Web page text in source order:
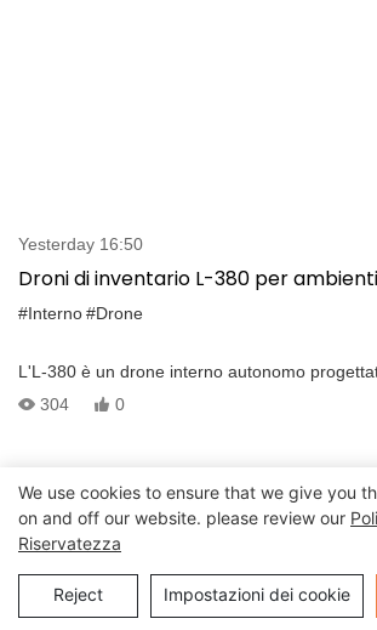
Yesterday 16:50
Droni di inventario L-380 per
GPS | Sicuro & Flight autonomo
#Interno#Drone
L'L-380 è un drone interno autonomo
inventario intelligente in ambienti denigrati
per la ricarica — Nessun intervento umano
304 0
Send Inquiry
We use cookies to ensure that we give you
on and off our website. please review our
Riservatezza
Reject Impostazioni dei cookie